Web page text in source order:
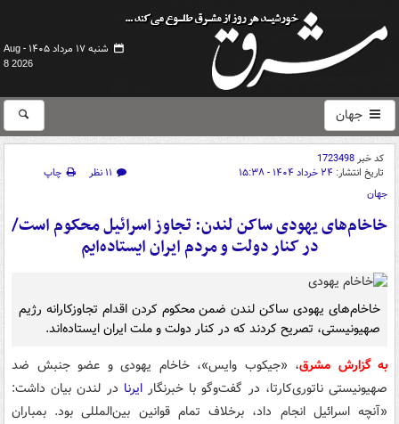
شنبه ۱۷ مرداد ۱۴۰۵ -
Aug
8 2026
جهان
کد خبر1723498
تاریخ انتشار: ۲۴ خرداد ۱۴۰۴ - ۱۵:۳۸ ۱۱ نظر
چاپ
جهان
خاخام‌های یهودی ساکن لندن: تجاوز اسرائیل محکوم است/
در کنار دولت و مردم ایران ایستاده‌ایم
خاخام‌های یهودی ساکن لندن ضمن محکوم کردن اقدام تجاوزکارانه رژیم
صهیونیستی، تصریح کردند که در کنار دولت و ملت ایران ایستاده‌اند.
به گزارش مشرق، «جیکوب وایس»، خاخام یهودی و عضو جنبش ضد
صهیونیستی ناتوری‌کارتا، در گفت‌وگو با خبرنگارایرنا در لندن بیان داشت:
«آنچه اسرائیل انجام داد، برخلاف تمام قوانین بین‌المللی بود. بمباران